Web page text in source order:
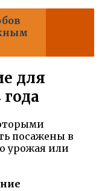
для
года
посажены в
урожая или